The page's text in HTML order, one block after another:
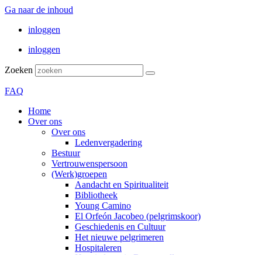
Ga naar de inhoud
inloggen
inloggen
Zoeken
FAQ
Home
Over ons
Over ons
Ledenvergadering
Bestuur
Vertrouwenspersoon
(Werk)groepen
Aandacht en Spiritualiteit
Bibliotheek
Young Camino
El Orfeón Jacobeo (pelgrimskoor)
Geschiedenis en Cultuur
Het nieuwe pelgrimeren
Hospitaleren